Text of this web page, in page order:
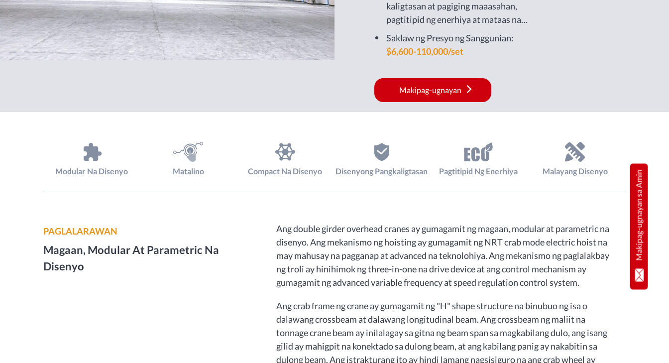
kaligtasan at pagiging maaasahan,
pagtitipid ng enerhiya at mataas na
kahusayan, mababang ingay at
proteksyon sa kapaligiran, atbp.
Saklaw ng Presyo ng Sanggunian:
$6,600-110,000/set
Makipag-ugnayan
Modular Na Disenyo Matalino Compact Na Disenyo Disenyong Pangkaligtasan Pagtitipid Ng Enerhiya Malayang Disenyo
PAGLALARAWAN
Magaan, Modular At Parametric Na
Disenyo
Ang double girder overhead cranes ay gumagamit ng magaan, modular at parametric na
disenyo. Ang mekanismo ng hoisting ay gumagamit ng NRT crab mode electric hoist na
may mahusay na pagganap at advanced na teknolohiya. Ang mekanismo ng paglalakbay
ng troli ay hinihimok ng three-in-one na drive device at ang control mechanism ay
gumagamit ng advanced variable frequency at speed regulation control system.
Ang crab frame ng crane ay gumagamit ng "H" shape structure na binubuo ng isa o
dalawang crossbeam at dalawang longitudinal beam. Ang crossbeam ng maliit na
tonnage crane beam ay inilalagay sa gitna ng beam span sa magkabilang dulo, ang isang
gilid ay mahigpit na konektado sa dulong beam, at ang kabilang panig ay nakabitin sa
dulong beam. Ang istrakturang ito ay hindi lamang nagsisiguro na ang crab wheel ay
Makipag-ugnayan sa Amin